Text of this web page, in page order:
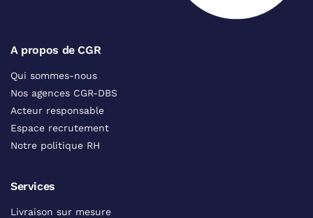
A propos de CGR
Qui sommes-nous
Nos agences CGR-DBS
Acteur responsable
Espace recrutement
Notre politique RH
Services
Livraison sur mesure